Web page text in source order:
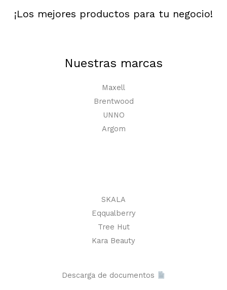
¡Los mejores productos para tu negocio!
Nuestras marcas
Maxell
Brentwood
UNNO
Argom
SKALA
Eqqualberry
Tree Hut
Kara Beauty
Descarga de documentos